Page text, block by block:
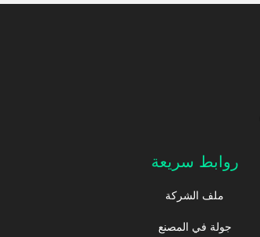
روابط سريعة
ملف الشركة
جولة في المصنع